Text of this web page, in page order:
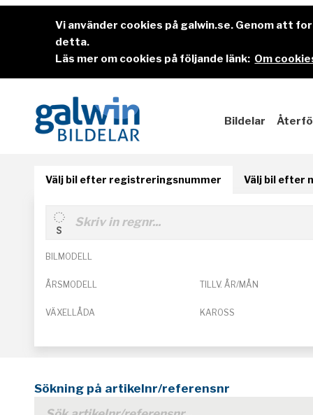
Vi använder cookies på galwin.se. Genom att
detta.
Läs mer om cookies på följande länk: Om
Bildelar
Välj bil efter registreringsnummer Välj bil efter
BILMODELL
ÅRSMODELL TILLV. ÅR/MÅN
VÄXELLÅDA KAROSS
Sökning på artikelnr/referensnr